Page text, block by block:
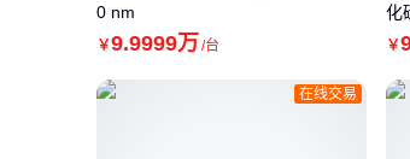
0 nm
￥9.9999万 /台
化
￥
在线交易